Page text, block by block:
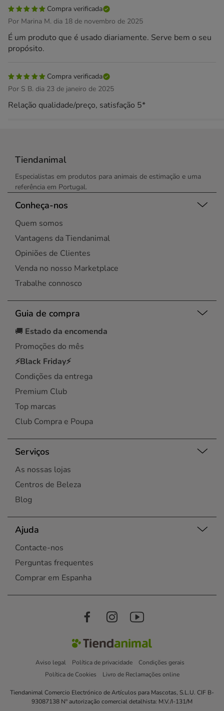
Compra verificada
Por Marina M. dia 18 de novembro de 2025
É um produto que é usado diariamente. Serve bem o seu
propósito.
Compra verificada
Por S B. dia 23 de janeiro de 2025
Relação qualidade/preço, satisfação 5*
Tiendanimal
Especialistas em produtos para animais de estimação e uma
referência em Portugal.
Conheça-nos
Quem somos
Vantagens da Tiendanimal
Opiniões de Clientes
Venda no nosso Marketplace
Trabalhe connosco
Guia de compra
🚚 Estado da encomenda
Promoções do mês
⚡Black Friday⚡
Condições da entrega
Premium Club
Top marcas
Club Compra e Poupa
Serviços
As nossas lojas
Centros de Beleza
Blog
Ajuda
Contacte-nos
Perguntas frequentes
Comprar em Espanha
Aviso legal Política de privacidade
Condições gerais
Política de Cookies
Livro de Reclamações online
Tiendanimal Comercio Electrónico de Artículos para Mascotas, S.L.U. CIF B-
93087138 Nº autorização comercial detalhista: M.V./I-131/M